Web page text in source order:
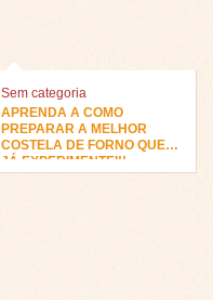
Sem categoria
APRENDA A COMO
PREPARAR A MELHOR
COSTELA DE FORNO QUE
JÁ EXPERIMENTEI!!